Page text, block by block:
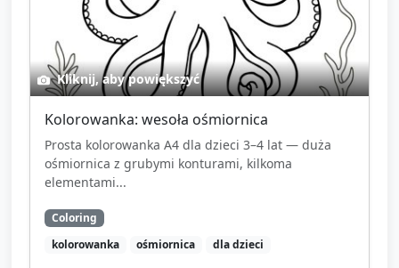
Kliknij, aby powiększyć
Kolorowanka: wesoła ośmiornica
Prosta kolorowanka A4 dla dzieci 3–4 lat — duża
ośmiornica z grubymi konturami, kilkoma
elementami...
Coloring
kolorowanka
ośmiornica dla dzieci